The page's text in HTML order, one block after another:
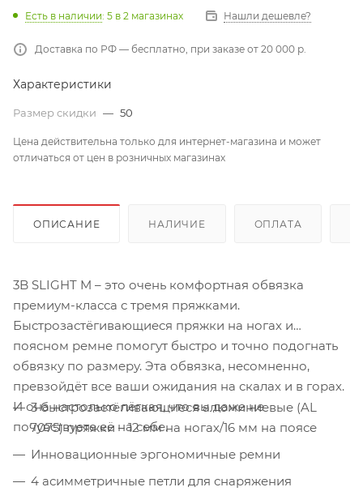
Есть в наличии: 5 в 2 магазинах Нашли дешевле?
Доставка по РФ — бесплатно, при заказе от 20 000 р.
Характеристики
Размер скидки — 50
Цена действительна только для интернет-магазина и может
отличаться от цен в розничных магазинах
ОПИСАНИЕ НАЛИЧИЕ ОПЛАТА
3B SLIGHT M – это очень комфортная обвязка
премиум-класса с тремя пряжками.
Быстрозастёгивающиеся пряжки на ногах и
поясном ремне помогут быстро и точно подогнать
обвязку по размеру. Эта обвязка, несомненно,
превзойдёт все ваши ожидания на скалах и в горах.
И она настолько лёгкая, что вы даже не
почувствуете её на себе.
3 быстрозастёгивающиеся алюминиевые (AL
7075) пряжки – 12 мм на ногах/16 мм на поясе
Инновационные эргономичные ремни
4 асимметричные петли для снаряжения